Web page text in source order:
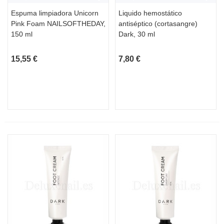
Espuma limpiadora Unicorn
Pink Foam NAILSOFTHEDAY,
150 ml
15,55 €
Liquido hemostático
antiséptico (cortasangre)
Dark, 30 ml
7,80 €